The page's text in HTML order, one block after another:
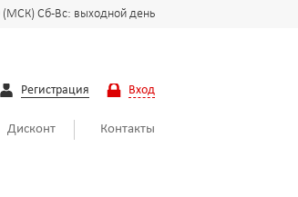
Сб-Вс: выходной день
Регистрация Вход
Дисконт Контакты